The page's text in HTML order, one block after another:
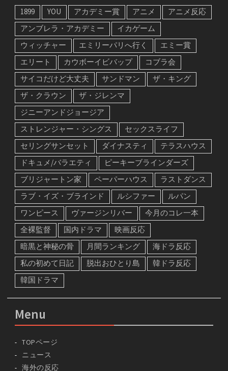
1899 YOU アカデミー賞 アニメ
アニメ反応
アンブレラ・アカデミー
イカゲーム
ウィッチャー
エミリーパリへ行く
エミー賞
エリート
カウボーイビバップ
コブラ会
サイコだけど大丈夫
サンドマン
ザ・キング
ザ・クラウン
ザ・ジレンマ
ジニーアンドジョージア
ストレンジャー・シングス
セックスライフ
セリングサンセット
ダイナスティ
テラスハウス
ドキュメ/バラエティ
ピーキーブラインダーズ
ブリジャートン家
ペーパーハウス
ラストダンス
ラブ・イズ・ブラインド
ルシファー
ルパン
ワンピース
ヴァージンリバー
今月のコレ一本
全裸監督
国内ドラマ
映画反応
暗黒と神秘の骨
月間ランキング
海ドラ反応
私の初めて日記
脱出おひとり島
韓ドラ反応
韓国ドラマ
Menu
TOPページ
ニュース
海外の反応